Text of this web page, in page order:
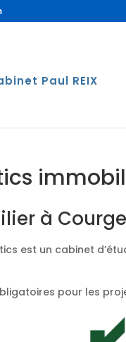
Paul REIX
à
est un cabinet
pour les